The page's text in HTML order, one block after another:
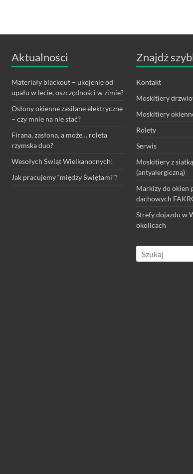
Aktualności
Materiały blackout – ukojenie od
upału w lecie, oszczędności w zimie?
Osłony okienne zasilane elektryczne
– czy mnie na nie stać?
Firana, zasłona, a może… roleta
rzymska duo?
Wesołych Świąt Wielkanocnych!
Jak pracujemy “między Świętami”?
Znajdź
Kontakt
Moskitiery
Moskitiery
Rolety
Serwis
Moskitiery z
(antyalergiczną)
Markizy do okien
dachowych
Strefy dojazdu w
okolicach